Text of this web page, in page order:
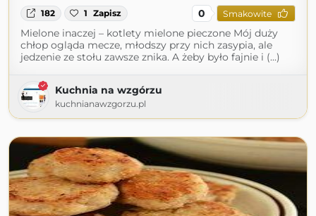
182 1 Zapisz 0 Smakowite
Mielone inaczej – kotlety mielone pieczone Mój duży
chłop ogląda mecze, młodszy przy nich zasypia, ale
jedzenie ze stołu zawsze znika. A żeby było fajnie i (...)
Kuchnia na wzgórzu
kuchnianawzgorzu.pl